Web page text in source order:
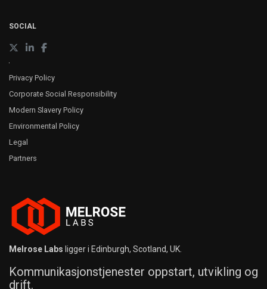
SOCIAL
Privacy Policy
Corporate Social Responsibility
Modern Slavery Policy
Environmental Policy
Legal
Partners
Melrose Labs ligger i Edinburgh, Scotland, UK.
Kommunikasjonstjenester oppstart, utvikling og
drift.